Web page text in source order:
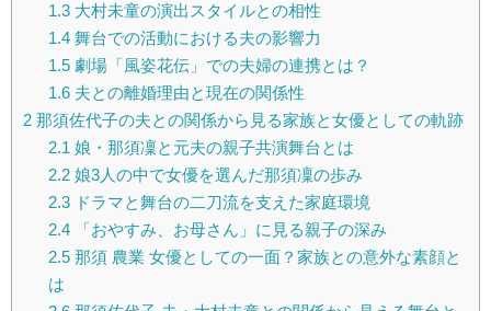
1.3大村未童の演出スタイルとの相性
1.4舞台での活動における夫の影響力
1.5劇場「風姿花伝」での夫婦の連携とは？
1.6夫との離婚理由と現在の関係性
2 那須佐代子の夫との関係から見る家族と女優としての軌跡
2.1 娘・那須凜と元夫の親子共演舞台とは
2.2娘3人の中で女優を選んだ那須凜の歩み
2.3ドラマと舞台の二刀流を支えた家庭環境
2.4「おやすみ、お母さん」に見る親子の深み
2.5那須 農業 女優としての一面？家族との意外な素顔と
は